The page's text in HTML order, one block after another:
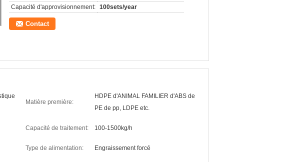
Capacité d'approvisionnement: 100sets/year
Contact
Matière première:
HDPE d'ANIMAL FAMILIER d'ABS de
PE de pp, LDPE etc.
Capacité de traitement: 100-1500kg/h
Type de alimentation: Engraissement forcé